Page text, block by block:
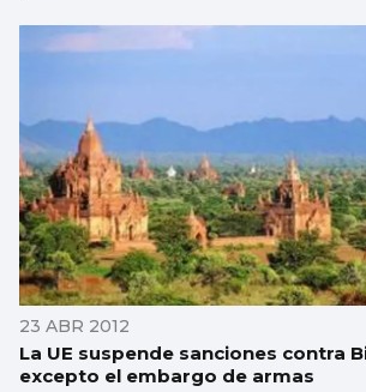
23 ABR 2012
La UE suspende sanciones contra
excepto el embargo de armas